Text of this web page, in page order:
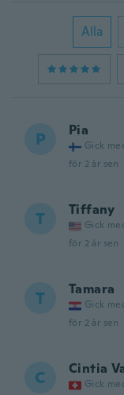
Alla
P Pia
Gick
för 2 år sen
T Tiffany
Gick
för 2 år sen
T Tamara
Gick
för 2 år sen
C Cintia
Gick